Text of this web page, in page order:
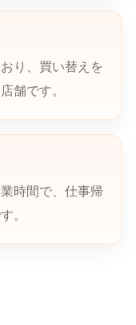
り、買い替えを
舗です。
時間で、仕事帰
。